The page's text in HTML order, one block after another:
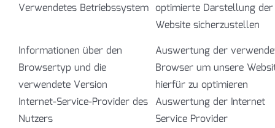
Verwendetes Betriebssystem optimierte Darstellung der
Website sicherzustellen
Informationen über den
Browsertyp und die
verwendete Version
Auswertung der
Browser um unsere
hierfür zu optimieren
Internet-Service-Provider des
Nutzers
Auswertung der Internet
Service Provider